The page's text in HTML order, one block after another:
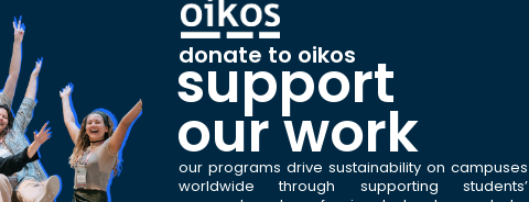
donate to oikos
support
our work
our programs drive sustainability on campuses
worldwide through supporting students’